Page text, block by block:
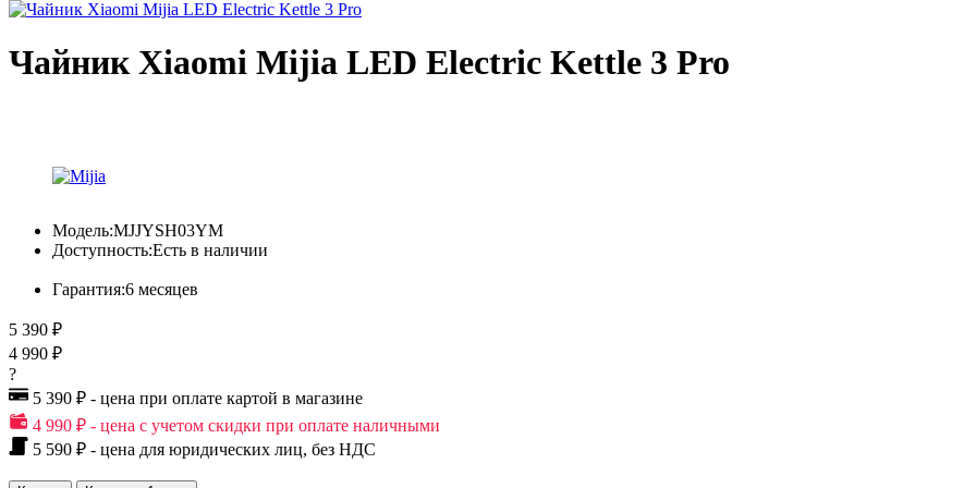
Чайник Xiaomi Mijia LED Electric Kettle 3 Pro
Модель:MJJYSH03YM
Доступность:Есть в наличии
Гарантия:6 месяцев
5 390 ₽
4 990 ₽
?
5 390 ₽ - цена при оплате картой в магазине
4 990 ₽ - цена с учетом скидки при оплате наличными
5 590 ₽ - цена для юридических лиц, без НДС